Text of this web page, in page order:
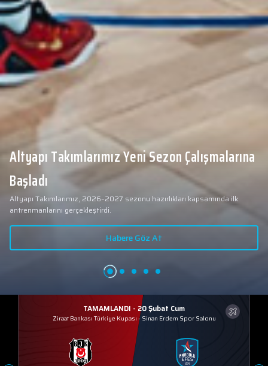
Altyapı Takımlarımız Yeni Sezon Çalışmalarına
Başladı
Altyapı Takımlarımız, 2026–2027 sezonu hazırlıkları kapsamında ilk
antrenmanlarını gerçekleştirdi.
Habere Göz At
TAMAMLANDI - 20 Şubat Cum
Ziraat Bankası Türkiye Kupası - Sinan Erdem Spor Salonu